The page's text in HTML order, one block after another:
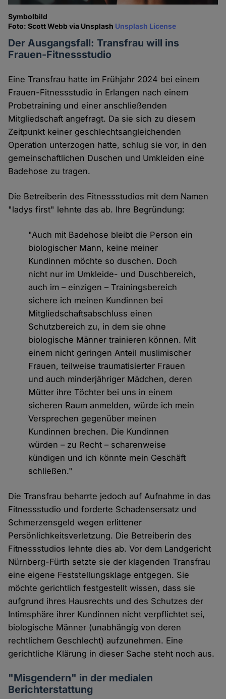
Symbolbild
Foto: Scott Webb via Unsplash Unsplash License
Der Ausgangsfall: Transfrau will ins
Frauen-Fitnessstudio
Eine Transfrau hatte im Frühjahr 2024 bei einem
Frauen-Fitnessstudio in Erlangen nach einem
Probetraining und einer anschließenden
Mitgliedschaft angefragt. Da sie sich zu diesem
Zeitpunkt keiner geschlechtsangleichenden
Operation unterzogen hatte, schlug sie vor, in den
gemeinschaftlichen Duschen und Umkleiden eine
Badehose zu tragen.
Die Betreiberin des Fitnessstudios mit dem Namen
"ladys first" lehnte das ab. Ihre Begründung:
"Auch mit Badehose bleibt die Person ein
biologischer Mann, keine meiner
Kundinnen möchte so duschen. Doch
nicht nur im Umkleide- und Duschbereich,
auch im – einzigen – Trainingsbereich
sichere ich meinen Kundinnen bei
Mitgliedschaftsabschluss einen
Schutzbereich zu, in dem sie ohne
biologische Männer trainieren können. Mit
einem nicht geringen Anteil muslimischer
Frauen, teilweise traumatisierter Frauen
und auch minderjähriger Mädchen, deren
Mütter ihre Töchter bei uns in einem
sicheren Raum anmelden, würde ich mein
Versprechen gegenüber meinen
Kundinnen brechen. Die Kundinnen
würden – zu Recht – scharenweise
kündigen und ich könnte mein Geschäft
schließen."
Die Transfrau beharrte jedoch auf Aufnahme in das
Fitnessstudio und forderte Schadensersatz und
Schmerzensgeld wegen erlittener
Persönlichkeitsverletzung. Die Betreiberin des
Fitnessstudios lehnte dies ab. Vor dem Landgericht
Nürnberg-Fürth setzte sie der klagenden Transfrau
eine eigene Feststellungsklage entgegen. Sie
möchte gerichtlich festgestellt wissen, dass sie
aufgrund ihres Hausrechts und des Schutzes der
Intimsphäre ihrer Kundinnen nicht verpflichtet sei,
biologische Männer (unabhängig von deren
rechtlichem Geschlecht) aufzunehmen. Eine
gerichtliche Klärung in dieser Sache steht noch aus.
"Misgendern" in der medialen
Berichterstattung